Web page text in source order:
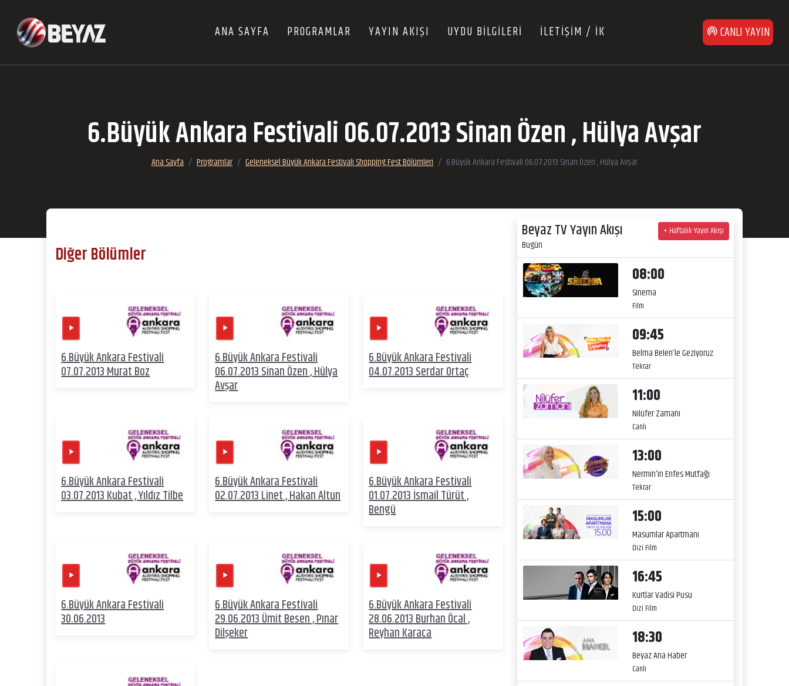
ANA SAYFA PROGRAMLAR YAYIN AKIŞI UYDU BİLGİLERİ İLETİŞİM / İK CANLI YAYIN
6.Büyük Ankara Festivali 06.07.2013 Sinan Özen , Hülya Avşar
Ana Sayfa Programlar Geleneksel Büyük Ankara Festivali Shopping Fest Bölümleri 6.Büyük Ankara Festivali 06.07.2013 Sinan Özen , Hülya Avşar
Diğer Bölümler
6.Büyük Ankara Festivali
07.07.2013 Murat Boz
6.Büyük Ankara Festivali
06.07.2013 Sinan Özen , Hülya
Avşar
6.Büyük Ankara Festivali
04.07.2013 Serdar Ortaç
6.Büyük Ankara Festivali
03.07.2013 Kubat , Yıldız Tilbe
6.Büyük Ankara Festivali
02.07.2013 Linet , Hakan Altun
6.Büyük Ankara Festivali
01.07.2013 İsmail Türüt ,
Bengü
6.Büyük Ankara Festivali
30.06.2013
6.Büyük Ankara Festivali
29.06.2013 Ümit Besen , Pınar
Dilşeker
6.Büyük Ankara Festivali
28.06.2013 Burhan Öcal ,
Reyhan Karaca
Beyaz TV Yayın Akışı
Bugün
+ Haftalık Yayın Akışı
08:00
Sinema
Film
09:45
Belma Belen’le Geziyoruz
Tekrar
11:00
Nilüfer Zamanı
Canlı
13:00
Nermin'in Enfes Mutfağı
Tekrar
15:00
Masumlar Apartmanı
Dizi Film
16:45
Kurtlar Vadisi Pusu
Dizi Film
18:30
Beyaz Ana Haber
Canlı